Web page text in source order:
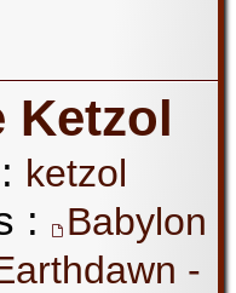
Ketzol
ketzol
:
Babylon
-